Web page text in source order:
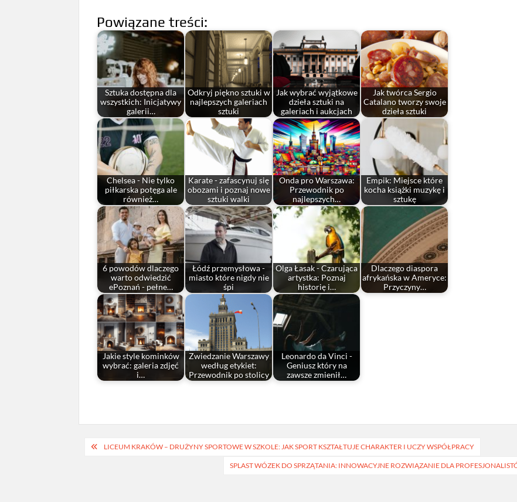
Powiązane treści:
Sztuka dostępna dla
wszystkich: Inicjatywy
galerii…
Odkryj piękno sztuki w
najlepszych galeriach
sztuki
Jak wybrać wyjątkowe
dzieła sztuki na
galeriach i aukcjach
Jak twórca Sergio
Catalano tworzy swoje
dzieła sztuki
Chelsea - Nie tylko
piłkarska potęga ale
również…
Karate - zafascynuj się
obozami i poznaj nowe
sztuki walki
Onda pro Warszawa:
Przewodnik po
najlepszych…
Empik: Miejsce które
kocha książki muzykę i
sztukę
6 powodów dlaczego
warto odwiedzić
ePoznań - pełne…
Łódź przemysłowa -
miasto które nigdy nie
śpi
Olga Łasak - Czarująca
artystka: Poznaj
historię i…
Dlaczego diaspora
afrykańska w Ameryce:
Przyczyny…
Jakie style kominków
wybrać: galeria zdjęć
i…
Zwiedzanie Warszawy
według etykiet:
Przewodnik po stolicy
Leonardo da Vinci -
Geniusz który na
zawsze zmienił…
Nawigacja
LICEUM KRAKÓW – DRUŻYNY SPORTOWE W SZKOLE: JAK SPORT KSZTAŁTUJE CHARAKTER I UCZY WSPÓŁPRACY
SPLAST WÓZEK DO SPRZĄTANIA: INNOWACYJNE ROZWIĄZANIE DLA